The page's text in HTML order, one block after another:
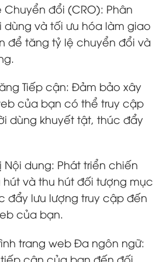
Chuyển đổi (CRO): Phân
dùng và tối ưu hóa làm giao
để tăng tỷ lệ chuyển đổi và
Tiếp cận: Đảm bảo xây
của bạn có thể truy cập
dùng khuyết tật, thúc đẩy
Nội dung: Phát triển chiến
và thu hút đối tượng mục
đẩy lưu lượng truy cập đến
của bạn.
trang web Đa ngôn ngữ:
cận của bạn đến đối